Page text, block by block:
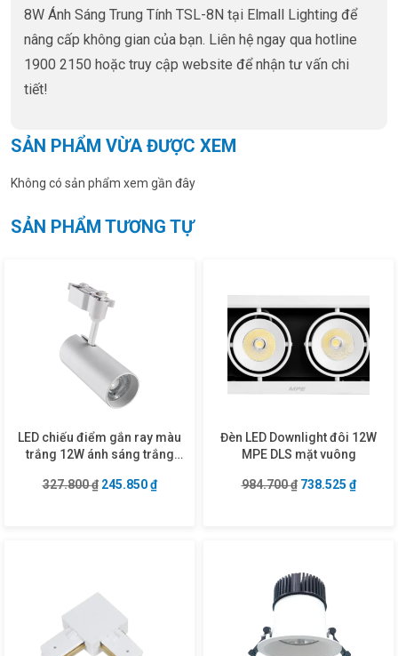
8W Ánh Sáng Trung Tính TSL-8N tại Elmall Lighting để
nâng cấp không gian của bạn. Liên hệ ngay qua hotline
1900 2150 hoặc truy cập website để nhận tư vấn chi
tiết!
SẢN PHẨM VỪA ĐƯỢC XEM
Không có sản phẩm xem gần đây
SẢN PHẨM TƯƠNG TỰ
LED chiếu điểm gắn ray màu
trắng 12W ánh sáng trắng
327.800₫ Giá gốc là: 327.800 ₫.
245.850₫Giá hiện tại là: 245.850 ₫.
Đèn LED Downlight đôi 12W
MPE DLS mặt vuông
984.700₫ Giá gốc là:
738.525 ₫Giá